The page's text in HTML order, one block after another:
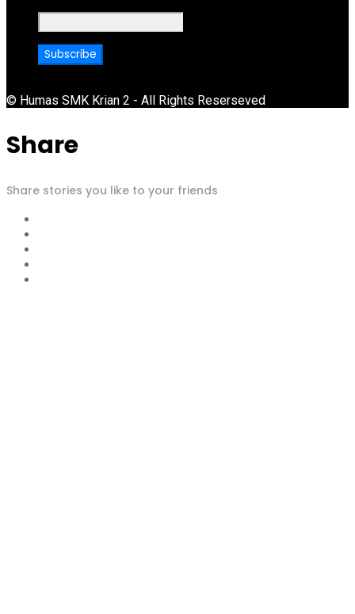
© Humas SMK Krian 2 - All Rights Reserseved
Share
Share stories you like to your friends